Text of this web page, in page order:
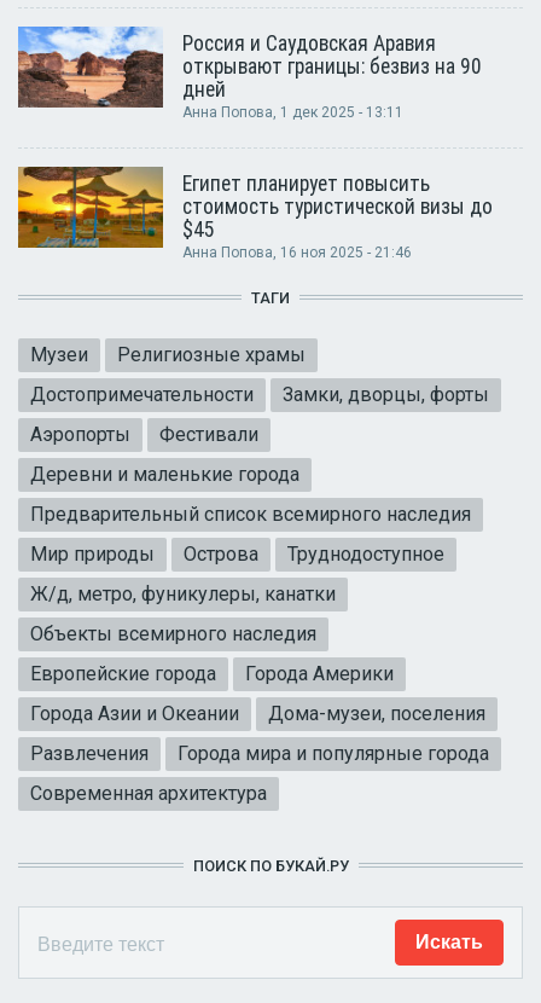
Россия и Саудовская Аравия
открывают границы: безвиз на 90
дней
Анна Попова, 1 дек 2025 - 13:11
Египет планирует повысить
стоимость туристической визы до
$45
Анна Попова, 16 ноя 2025 - 21:46
ТАГИ
Музеи
Религиозные храмы
Достопримечательности
Замки, дворцы, форты
Аэропорты
Фестивали
Деревни и маленькие города
Предварительный список всемирного наследия
Мир природы
Острова
Труднодоступное
Ж/д, метро, фуникулеры, канатки
Объекты всемирного наследия
Европейские города
Города Америки
Города Азии и Океании
Дома-музеи, поселения
Развлечения
Города мира и популярные города
Современная архитектура
ПОИСК ПО БУКАЙ.РУ